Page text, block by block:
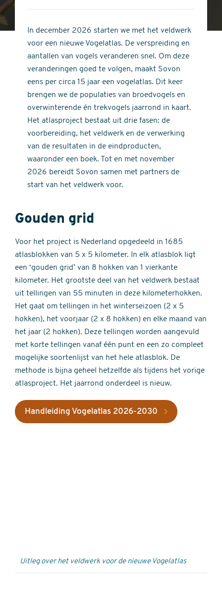
stars
of
stars
In december 2026 starten we met het veldwerk
voor een nieuwe Vogelatlas. De verspreiding en
aantallen van vogels veranderen snel. Om deze
veranderingen goed te volgen, maakt Sovon
eens per circa 15 jaar een vogelatlas. Dit keer
brengen we de populaties van broedvogels en
overwinterende én trekvogels jaarrond in kaart.
Het atlasproject bestaat uit drie fasen: de
voorbereiding, het veldwerk en de verwerking
van de resultaten in de eindproducten,
waaronder een boek. Tot en met november
2026 bereidt Sovon samen met partners de
start van het veldwerk voor.
Gouden grid
Voor het project is Nederland opgedeeld in 1685
atlasblokken van 5 x 5 kilometer. In elk atlasblok ligt
een ‘gouden grid’ van 8 hokken van 1 vierkante
kilometer. Het grootste deel van het veldwerk bestaat
uit tellingen van 55 minuten in deze kilometerhokken.
Het gaat om tellingen in het winterseizoen (2 x 5
hokken), het voorjaar (2 x 8 hokken) en elke maand van
het jaar (2 hokken). Deze tellingen worden aangevuld
met korte tellingen vanaf één punt en een zo compleet
mogelijke soortenlijst van het hele atlasblok. De
methode is bijna geheel hetzelfde als tijdens het vorige
atlasproject. Het jaarrond onderdeel is nieuw.
Handleiding Vogelatlas 2026-2030
Uitleg over het veldwerk voor de nieuwe Vogelatlas